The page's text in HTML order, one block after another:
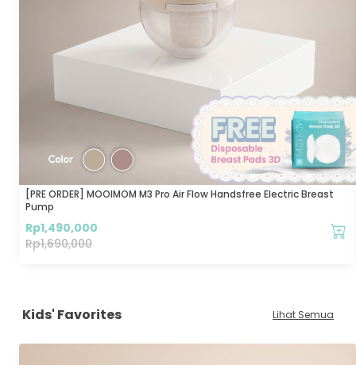
[PRE ORDER] MOOIMOM M3 Pro Air Flow Handsfree Electric Breast
Pump
Rp1,490,000
Rp1,690,000
Kids' Favorites Lihat Semua